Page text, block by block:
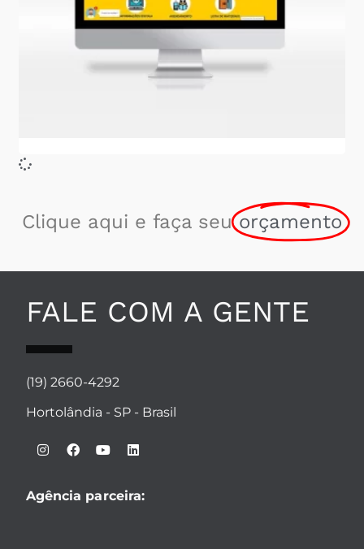
Clique aqui e faça seu orçamento
FALE COM A GENTE
(19) 2660-4292
Hortolândia - SP - Brasil
Agência parceira: